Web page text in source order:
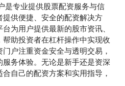
是专业提供股票配资服务与信
供便捷、安全的配资解决方
为用户提供最新的股市资讯、
助投资者在杠杆操作中实现收
户注重资金安全与透明交易，
务体验。无论是新手还是资深
自己的配资方案和实用指导，